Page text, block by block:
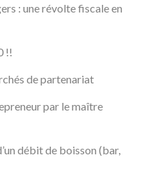
: une révolte fiscale en
!!
de partenariat
par le maître
débit de boisson (bar,